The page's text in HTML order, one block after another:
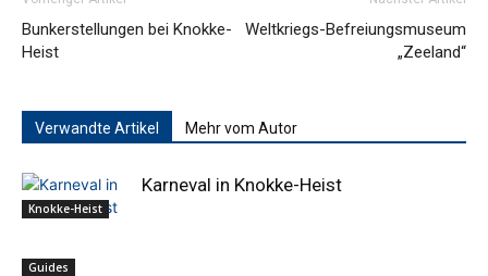
Bunkerstellungen bei Knokke-
Heist
Weltkriegs-Befreiungsmuseum
„Zeeland“
Verwandte Artikel Mehr vom Autor
Knokke-Heist
Karneval in Knokke-Heist
Guides